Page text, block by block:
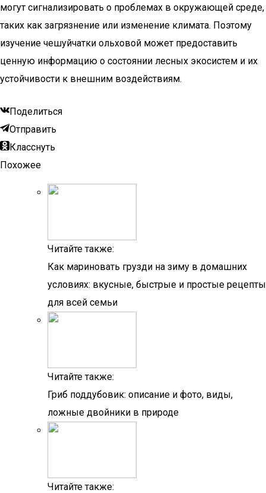
могут сигнализировать о проблемах в окружающей среде,
таких как загрязнение или изменение климата. Поэтому
изучение чешуйчатки ольховой может предоставить
ценную информацию о состоянии лесных экосистем и их
устойчивости к внешним воздействиям.
Поделиться
Отправить
Класснуть
Похожее
Читайте также:
Как мариновать грузди на зиму в домашних
условиях: вкусные, быстрые и простые рецепты
для всей семьи
Читайте также:
Гриб поддубовик: описание и фото, виды,
ложные двойники в природе
Читайте также: